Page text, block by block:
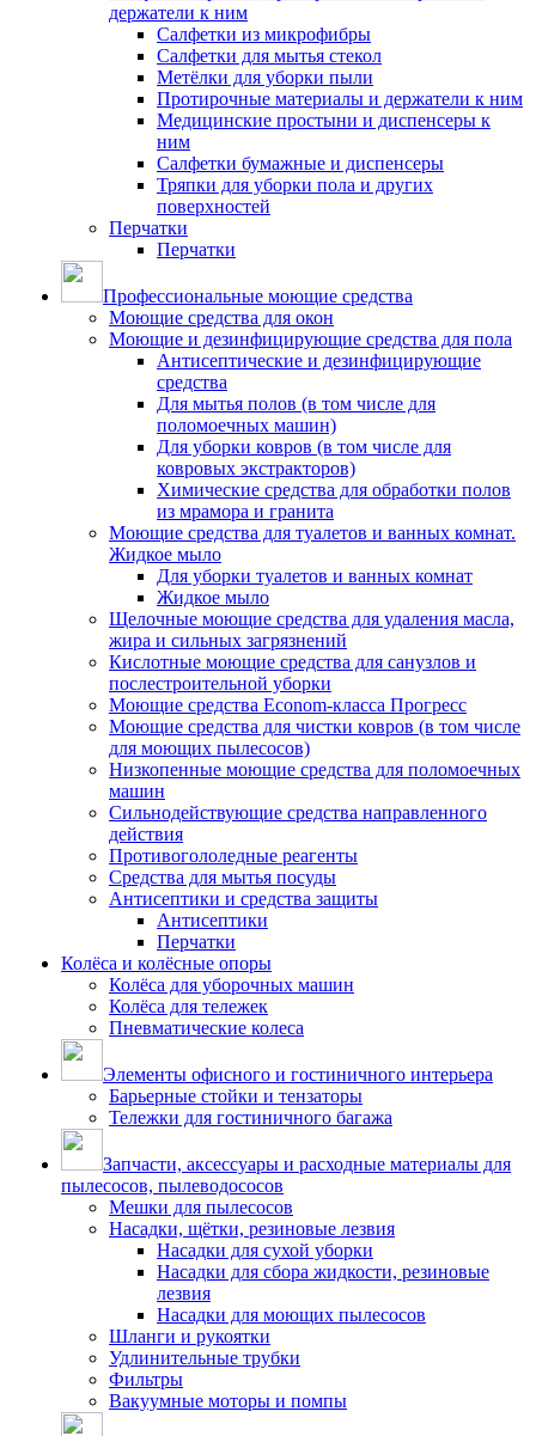
держатели к ним
Салфетки из микрофибры
Салфетки для мытья стекол
Метёлки для уборки пыли
Протирочные материалы и держатели к ним
Медицинские простыни и диспенсеры к
ним
Салфетки бумажные и диспенсеры
Тряпки для уборки пола и других
поверхностей
Перчатки
Перчатки
Профессиональные моющие средства
Моющие средства для окон
Моющие и дезинфицирующие средства для пола
Антисептические и дезинфицирующие
средства
Для мытья полов (в том числе для
поломоечных машин)
Для уборки ковров (в том числе для
ковровых экстракторов)
Химические средства для обработки полов
из мрамора и гранита
Моющие средства для туалетов и ванных комнат.
Жидкое мыло
Для уборки туалетов и ванных комнат
Жидкое мыло
Щелочные моющие средства для удаления масла,
жира и сильных загрязнений
Кислотные моющие средства для санузлов и
послестроительной уборки
Моющие средства Econom-класса Прогресс
Моющие средства для чистки ковров (в том числе
для моющих пылесосов)
Низкопенные моющие средства для поломоечных
машин
Сильнодействующие средства направленного
действия
Противогололедные реагенты
Средства для мытья посуды
Антисептики и средства защиты
Антисептики
Перчатки
Колёса и колёсные опоры
Колёса для уборочных машин
Колёса для тележек
Пневматические колеса
Элементы офисного и гостиничного интерьера
Барьерные стойки и тензаторы
Тележки для гостиничного багажа
Запчасти, аксессуары и расходные материалы для
пылесосов, пылеводососов
Мешки для пылесосов
Насадки, щётки, резиновые лезвия
Насадки для сухой уборки
Насадки для сбора жидкости, резиновые
лезвия
Насадки для моющих пылесосов
Шланги и рукоятки
Удлинительные трубки
Фильтры
Вакуумные моторы и помпы